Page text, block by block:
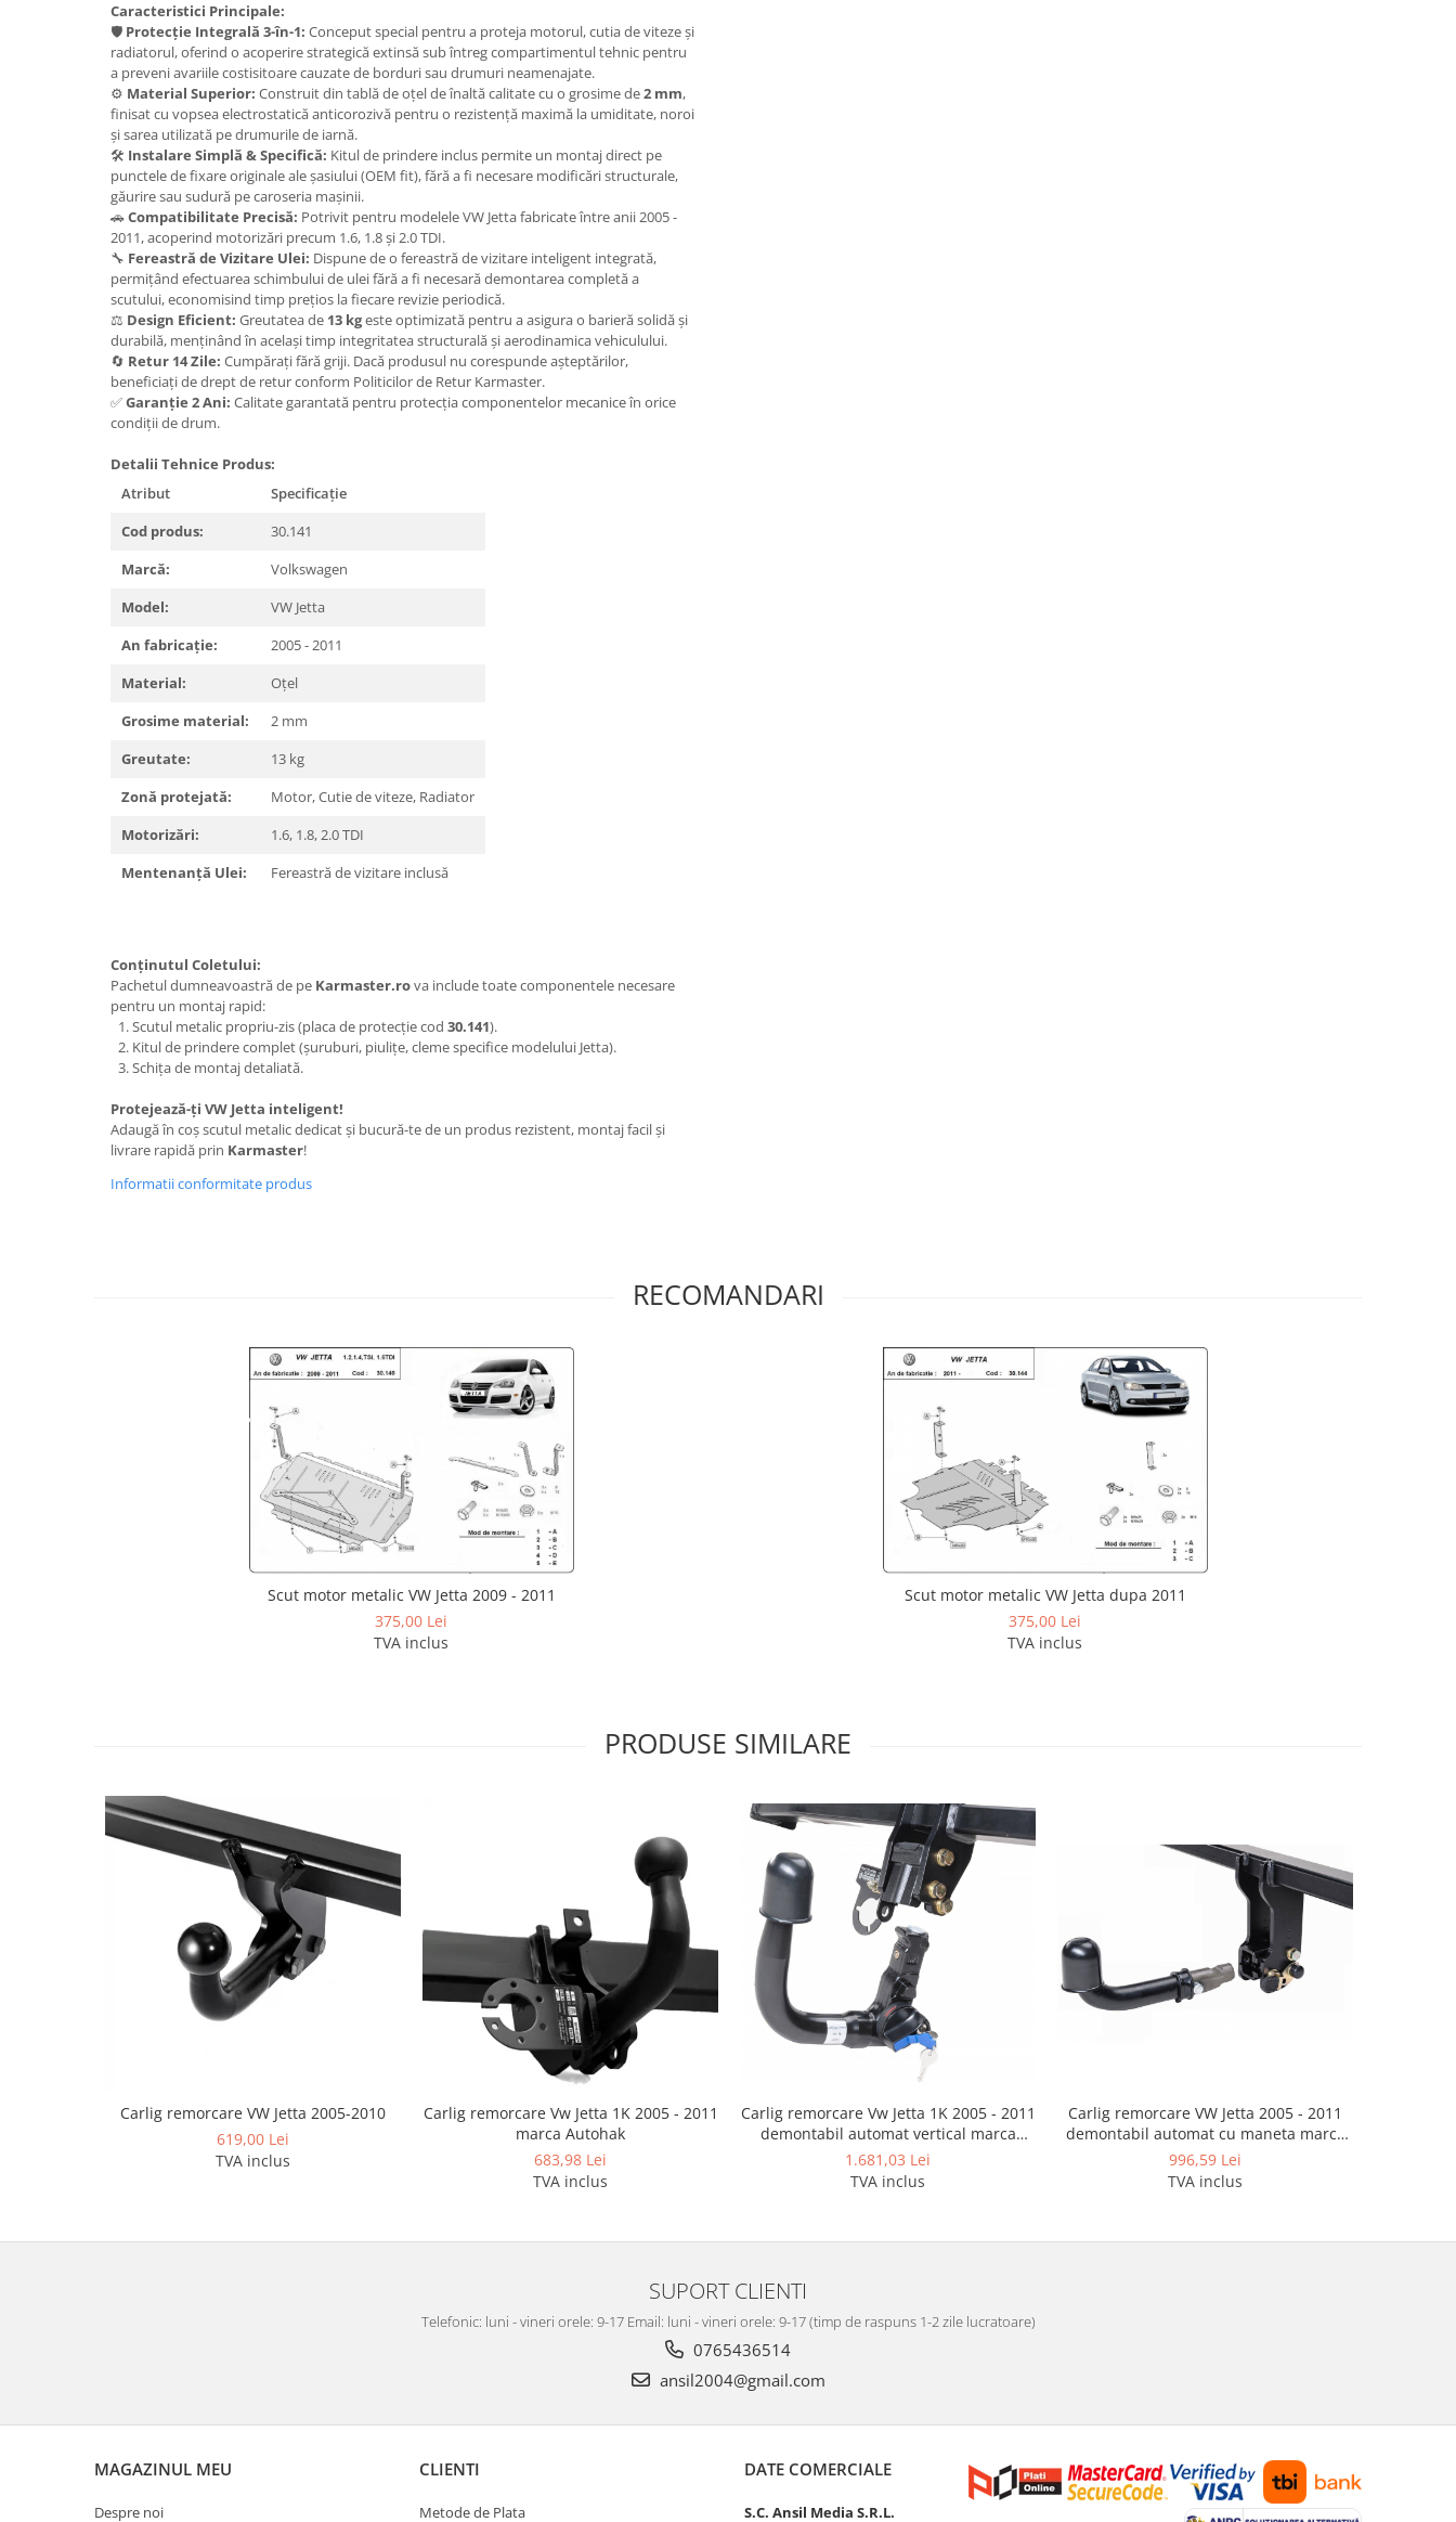
Carlige Kia EV5
Carlige Kia PV5
Carlige Lancia
Carlige Land Rover
Carlige Lexus
Carlige Mazda
Carlige Mercedes
Carlige Mitsubishi
Carlige Nissan
Carlige Polestar
Carlige Porsche
Carlige Renault
Carlige SsangYong
Carlige Toyota
Carlige Xpeng
Carlige Xpeng G6
Carlige Xpeng G9
Covorase si tavite
Covorase auto
Covorase auto Alfa Romeo
Covorase auto Bmw
Covorase auto Renault
Covorase auto Saab
Accesorii genti-rucsacuri
Instalatii electrice
Caracteristici Principale:
🛡️ Protecție Integrală 3-în-1: Conceput special pentru a proteja motorul, cutia de viteze și
radiatorul, oferind o acoperire strategică extinsă sub întreg compartimentul tehnic pentru
a preveni avariile costisitoare cauzate de borduri sau drumuri neamenajate.
⚙️ Material Superior: Construit din tablă de oțel de înaltă calitate cu o grosime de2 mm,
finisat cu vopsea electrostatică anticorozivă pentru o rezistență maximă la umiditate, noroi
și sarea utilizată pe drumurile de iarnă.
🛠️ Instalare Simplă & Specifică: Kitul de prindere inclus permite un montaj direct pe
punctele de fixare originale ale șasiului (OEM fit), fără a fi necesare modificări structurale,
găurire sau sudură pe caroseria mașinii.
🚗Compatibilitate Precisă: Potrivit pentru modelele VW Jetta fabricate între anii 2005 -
2011, acoperind motorizări precum 1.6, 1.8 și 2.0 TDI.
🔧 Fereastră de Vizitare Ulei: Dispune de o fereastră de vizitare inteligent integrată,
permițând efectuarea schimbului de ulei fără a fi necesară demontarea completă a
scutului, economisind timp prețios la fiecare revizie periodică.
⚖️ Design Eficient: Greutatea de 13 kgeste optimizată pentru a asigura o barieră solidă și
durabilă, menținând în același timp integritatea structurală și aerodinamica vehiculului.
🔄 Retur 14 Zile: Cumpărați fără griji. Dacă produsul nu corespunde așteptărilor,
beneficiați de drept de retur conform Politicilor de Retur Karmaster.
✅Garanție 2 Ani: Calitate garantată pentru protecția componentelor mecanice în orice
condiții de drum.
Detalii Tehnice Produs:
Atribut
Specificație
Cod produs:
30.141
Marcă:
Volkswagen
Model:
VW Jetta
An fabricație:
2005 - 2011
Material:
Oțel
Grosime material:
2 mm
Greutate:
13 kg
Zonă protejată:
Motor, Cutie de viteze, Radiator
Motorizări:
1.6, 1.8, 2.0 TDI
Mentenanță Ulei:
Fereastră de vizitare inclusă
Conținutul Coletului:
Pachetul dumneavoastră de pe Karmaster.rova include toate componentele necesare
pentru un montaj rapid:
Scutul metalic propriu-zis (placa de protecție cod 30.141).
Kitul de prindere complet (șuruburi, piulițe, cleme specifice modelului Jetta).
Schița de montaj detaliată.
Protejează-ți VW Jetta inteligent!
Adaugă în coș scutul metalic dedicat și bucură-te de un produs rezistent, montaj facil și
livrare rapidă prin Karmaster!
Informatii conformitate produs
RECOMANDARI
Scut motor metalic VW Jetta 2009 - 2011
375,00 Lei
TVA inclus
Scut motor metalic VW Jetta dupa 2011
375,00 Lei
TVA inclus
PRODUSE SIMILARE
Carlig remorcare VW Jetta 2005-2010
619,00 Lei
TVA inclus
Carlig remorcare Vw Jetta 1K 2005 - 2011
marca Autohak
683,98 Lei
TVA inclus
Carlig remorcare Vw Jetta 1K 2005 - 2011
demontabil automat vertical marca
Autohak
1.681,03 Lei
TVA inclus
Carlig remorcare VW Jetta 2005 - 2011
demontabil automat cu maneta marca
Autohak
996,59 Lei
TVA inclus
SUPORT CLIENTI
Telefonic: luni - vineri orele: 9-17 Email: luni - vineri orele: 9-17 (timp de raspuns 1-2 zile lucratoare)
0765436514
ansil2004@gmail.com
MAGAZINUL MEU
Despre noi
CLIENTI
Metode de Plata
DATE COMERCIALE
S.C. Ansil Media S.R.L.